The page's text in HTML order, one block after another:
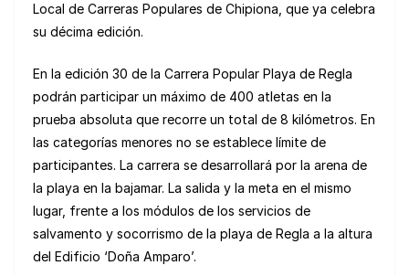
Local de Carreras Populares de Chipiona, que ya celebra
su décima edición.
En la edición 30 de la Carrera Popular Playa de Regla
podrán participar un máximo de 400 atletas en la
prueba absoluta que recorre un total de 8 kilómetros. En
las categorías menores no se establece límite de
participantes. La carrera se desarrollará por la arena de
la playa en la bajamar. La salida y la meta en el mismo
lugar, frente a los módulos de los servicios de
salvamento y socorrismo de la playa de Regla a la altura
del Edificio ‘Doña Amparo’.